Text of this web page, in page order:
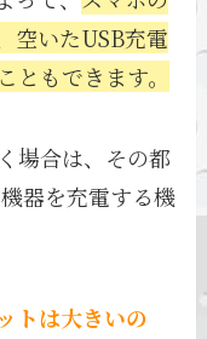
空いたUSB充電
もできます。
場合は、その都
器を充電する機
トは大きいの